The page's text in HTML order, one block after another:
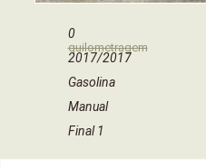
0
quilometragem
2017/2017
Gasolina
Manual
Final 1